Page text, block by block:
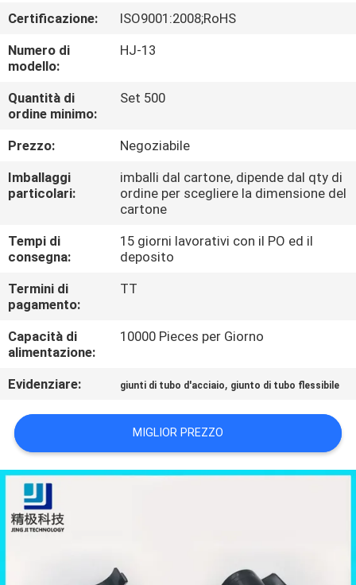
VISITA
ALLA
FABBRICA
CONTROLLO
DELLA
QUALITÀ
PREVENTIVO
MAPPA
DEL
SITO
POLITICA
SULLA
PRIVACY
Certificazione:
ISO9001:2008;RoHS
Numero di
modello:
HJ-13
Quantità di
ordine minimo:
Set 500
Prezzo:
Negoziabile
Imballaggi
particolari:
imballi dal cartone, dipende dal qty di
ordine per scegliere la dimensione del
cartone
Tempi di
consegna:
15 giorni lavorativi con il PO ed il
deposito
Termini di
pagamento:
TT
Capacità di
alimentazione:
10000 Pieces per Giorno
Evidenziare: giunti di tubo d'acciaio, giunto di tubo flessibile
MIGLIOR PREZZO